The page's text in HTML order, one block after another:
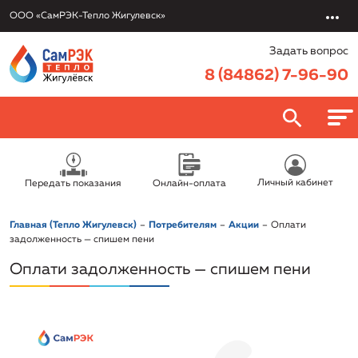
ООО «СамРЭК-Тепло Жигулевск»
Задать вопрос
8 (84862) 7-96-90
О компании
Руководство
Раскрытие информации
Приказы об установлении тарифов
Реквизиты
Онлайн-оплата
Передать показания
Урегулировать задолженность
Услуги
Обслуживание и эксплуатация объектов
Вакансии
Новости
Передать показания Онлайн-оплата Личный кабинет
Главная (Тепло Жигулевск) Потребителям Акции
Оплати
задолженность — спишем пени
Оплати задолженность — спишем пени